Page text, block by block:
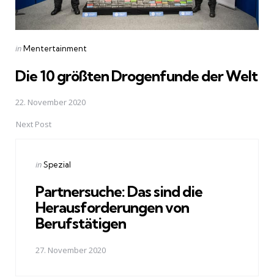
Posted
inMentertainment
Die 10 größten Drogenfunde der Welt
22. November 2020
Next Post
Posted
inSpezial
Partnersuche: Das sind die
Herausforderungen von
Berufstätigen
27. November 2020